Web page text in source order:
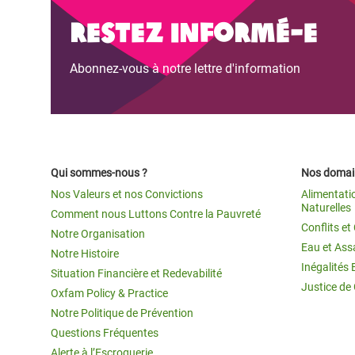
Inégalités Extrêmes et
Services Essentiels
Inequality and Rights in a
Crise
Crise
Mettons Fin à la Souffrance qui se Cache
Derrière notre Alimentation
Les Violences Faites aux Femmes et aux
Restez informé-e
Abonnez-vous à notre lettre d'information
Qui sommes-nous ?
Nos Valeurs et nos Convictions
Comment nous Luttons Contre la Pauvreté
Notre Organisation
Notre Histoire
Situation Financière et Redevabilité
Oxfam Policy & Practice
Notre Politique de Prévention
Questions Fréquentes
Nos
Naturelles
Conflits et
Eau et
Inégalités
Justice de